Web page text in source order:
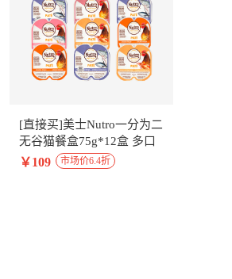
[直接买]美士Nutro一分为二
无谷猫餐盒75g*12盒 多口
味随机组合
￥109 市场价6.4折